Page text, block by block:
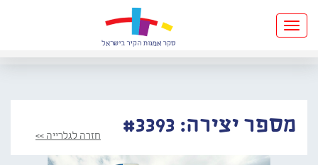
Toggle
navigation
מספר יצירה: #3393 חזרה לגלרייה >>